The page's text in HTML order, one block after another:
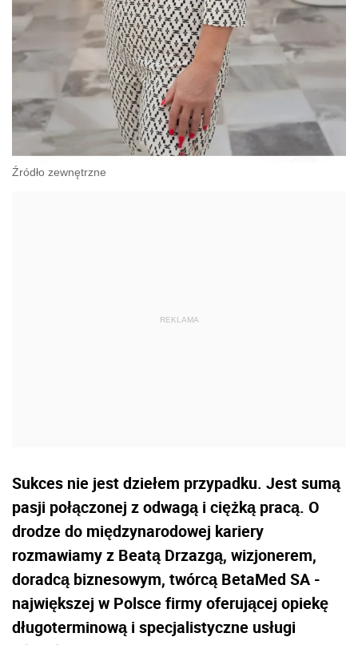
Źródło zewnętrzne
Sukces nie jest dziełem przypadku. Jest sumą
pasji połączonej z odwagą i ciężką pracą. O
drodze do międzynarodowej kariery
rozmawiamy z Beatą Drzazgą, wizjonerem,
doradcą biznesowym, twórcą BetaMed SA -
największej w Polsce firmy oferującej opiekę
długoterminową i specjalistyczne usługi